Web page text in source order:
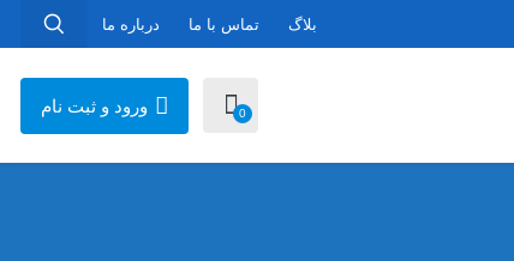
بلاگ تماس با ما درباره ما
0 ورود و ثبت نام